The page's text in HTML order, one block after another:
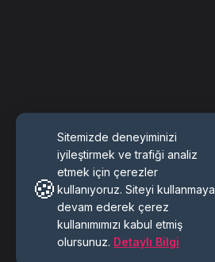
🍪
Sitemizde deneyiminizi
iyileştirmek ve trafiği analiz
etmek için çerezler
kullanıyoruz. Siteyi kullanmaya
devam ederek çerez
kullanımımızı kabul etmiş
olursunuz. Detaylı Bilgi